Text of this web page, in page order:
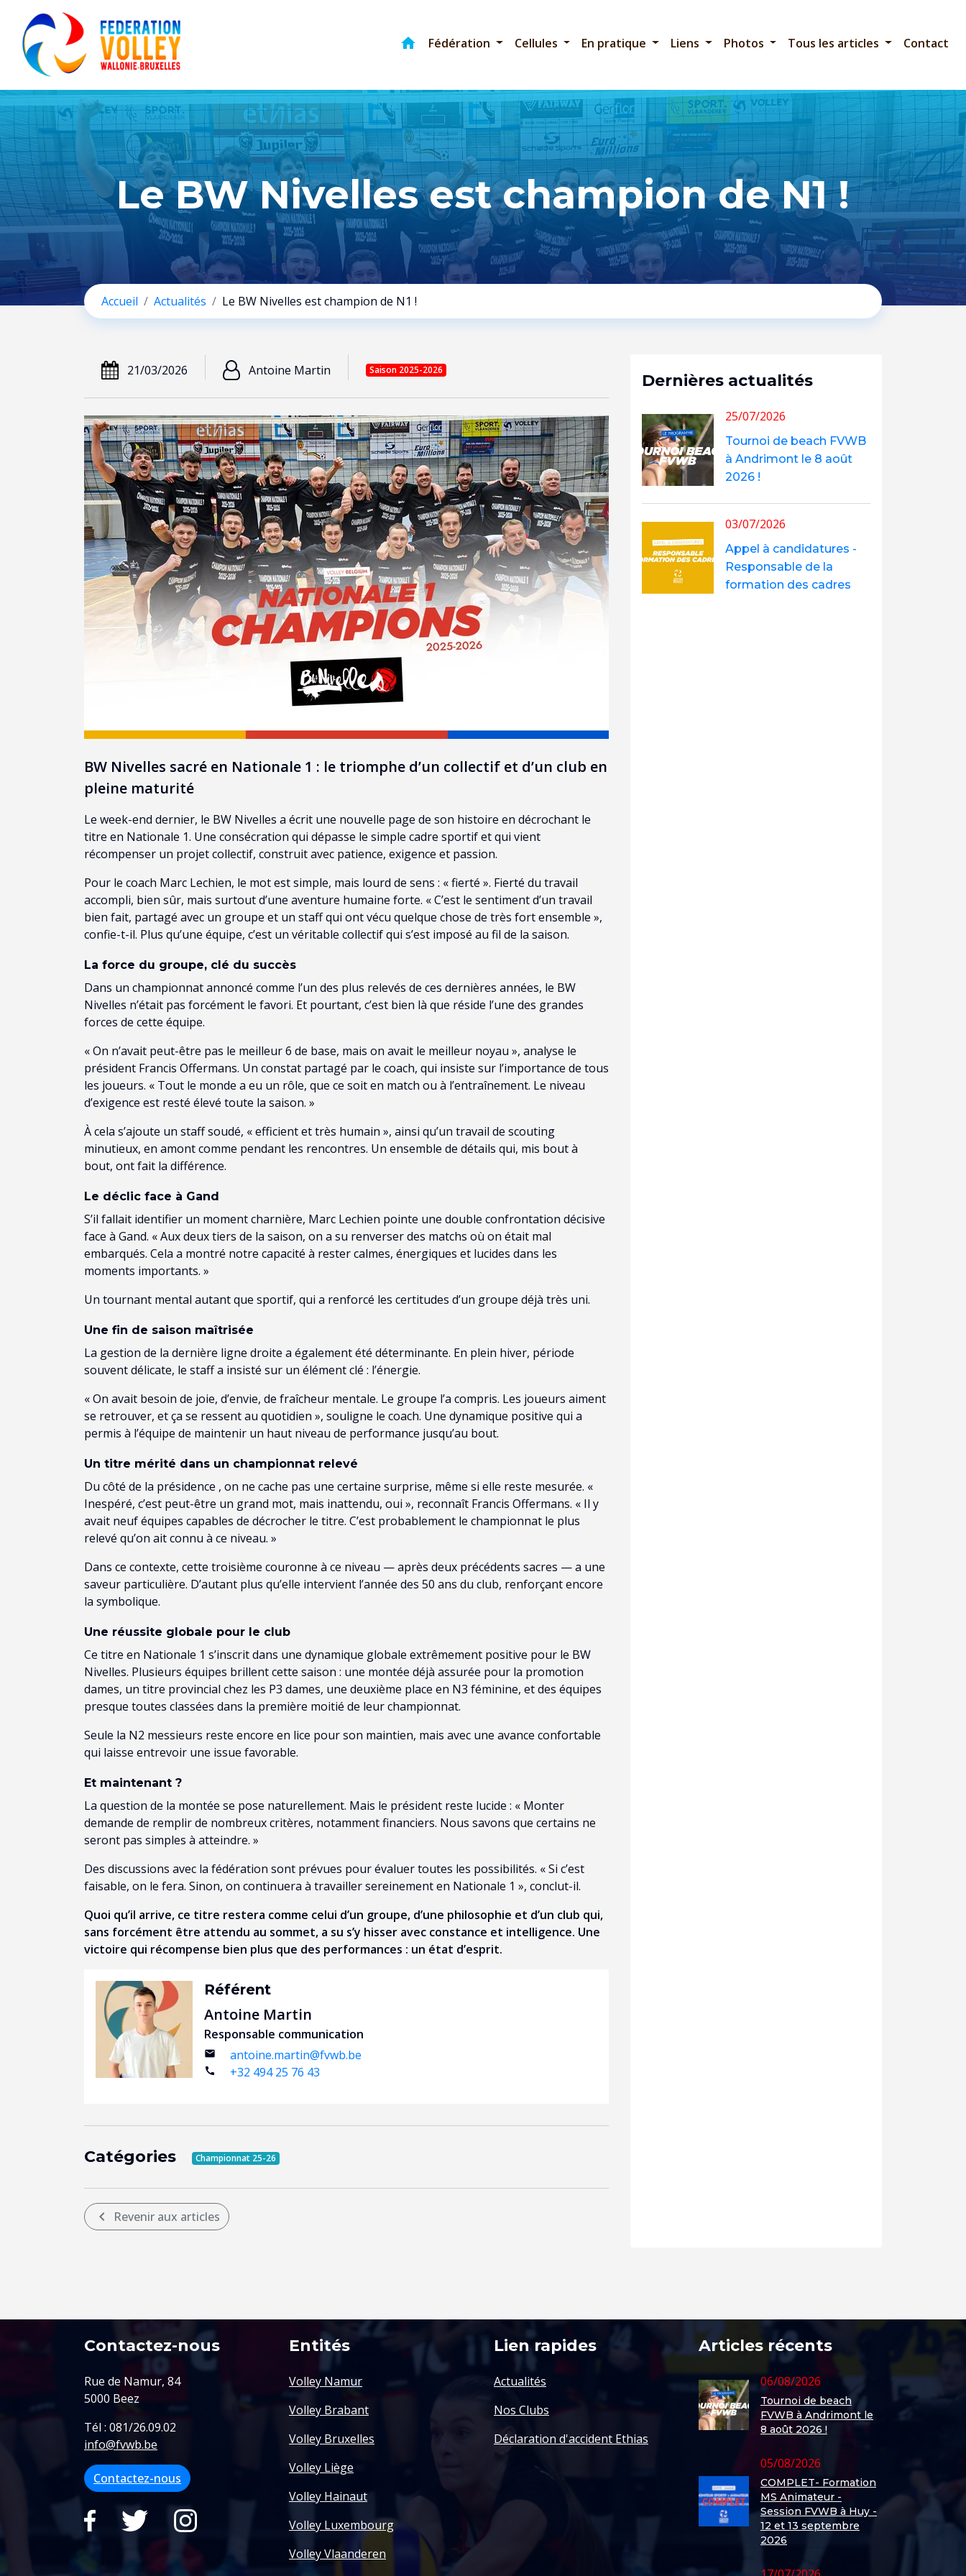
home Accueil
Fédération Cellules En pratique Liens Photos Tous les articles Contact
Le BW Nivelles est champion de N1 !
Accueil Actualités Le BW Nivelles est champion de N1 !
21/03/2026 Antoine Martin Saison 2025-2026
BW Nivelles sacré en Nationale 1 : le triomphe d’un collectif et d’un club en
pleine maturité
Le week-end dernier, le BW Nivelles a écrit une nouvelle page de son histoire en décrochant le
titre en Nationale 1. Une consécration qui dépasse le simple cadre sportif et qui vient
récompenser un projet collectif, construit avec patience, exigence et passion.
Pour le coach Marc Lechien, le mot est simple, mais lourd de sens : « fierté ». Fierté du travail
accompli, bien sûr, mais surtout d’une aventure humaine forte. « C’est le sentiment d’un travail
bien fait, partagé avec un groupe et un staff qui ont vécu quelque chose de très fort ensemble »,
confie-t-il. Plus qu’une équipe, c’est un véritable collectif qui s’est imposé au fil de la saison.
La force du groupe, clé du succès
Dans un championnat annoncé comme l’un des plus relevés de ces dernières années, le BW
Nivelles n’était pas forcément le favori. Et pourtant, c’est bien là que réside l’une des grandes
forces de cette équipe.
« On n’avait peut-être pas le meilleur 6 de base, mais on avait le meilleur noyau », analyse le
président Francis Offermans. Un constat partagé par le coach, qui insiste sur l’importance de tous
les joueurs. « Tout le monde a eu un rôle, que ce soit en match ou à l’entraînement. Le niveau
d’exigence est resté élevé toute la saison. »
À cela s’ajoute un staff soudé, « efficient et très humain », ainsi qu’un travail de scouting
minutieux, en amont comme pendant les rencontres. Un ensemble de détails qui, mis bout à
bout, ont fait la différence.
Le déclic face à Gand
S’il fallait identifier un moment charnière, Marc Lechien pointe une double confrontation décisive
face à Gand. « Aux deux tiers de la saison, on a su renverser des matchs où on était mal
embarqués. Cela a montré notre capacité à rester calmes, énergiques et lucides dans les
moments importants. »
Un tournant mental autant que sportif, qui a renforcé les certitudes d’un groupe déjà très uni.
Une fin de saison maîtrisée
La gestion de la dernière ligne droite a également été déterminante. En plein hiver, période
souvent délicate, le staff a insisté sur un élément clé : l’énergie.
« On avait besoin de joie, d’envie, de fraîcheur mentale. Le groupe l’a compris. Les joueurs aiment
se retrouver, et ça se ressent au quotidien », souligne le coach. Une dynamique positive qui a
permis à l’équipe de maintenir un haut niveau de performance jusqu’au bout.
Un titre mérité dans un championnat relevé
Du côté de la présidence , on ne cache pas une certaine surprise, même si elle reste mesurée. «
Inespéré, c’est peut-être un grand mot, mais inattendu, oui », reconnaît Francis Offermans. « Il y
avait neuf équipes capables de décrocher le titre. C’est probablement le championnat le plus
relevé qu’on ait connu à ce niveau. »
Dans ce contexte, cette troisième couronne à ce niveau — après deux précédents sacres — a une
saveur particulière. D’autant plus qu’elle intervient l’année des 50 ans du club, renforçant encore
la symbolique.
Une réussite globale pour le club
Ce titre en Nationale 1 s’inscrit dans une dynamique globale extrêmement positive pour le BW
Nivelles. Plusieurs équipes brillent cette saison : une montée déjà assurée pour la promotion
dames, un titre provincial chez les P3 dames, une deuxième place en N3 féminine, et des équipes
presque toutes classées dans la première moitié de leur championnat.
Seule la N2 messieurs reste encore en lice pour son maintien, mais avec une avance confortable
qui laisse entrevoir une issue favorable.
Et maintenant ?
La question de la montée se pose naturellement. Mais le président reste lucide : « Monter
demande de remplir de nombreux critères, notamment financiers. Nous savons que certains ne
seront pas simples à atteindre. »
Des discussions avec la fédération sont prévues pour évaluer toutes les possibilités. « Si c’est
faisable, on le fera. Sinon, on continuera à travailler sereinement en Nationale 1 », conclut-il.
Quoi qu’il arrive, ce titre restera comme celui d’un groupe, d’une philosophie et d’un club qui,
sans forcément être attendu au sommet, a su s’y hisser avec constance et intelligence. Une
victoire qui récompense bien plus que des performances : un état d’esprit.
Référent
Antoine Martin
Responsable communication
email antoine.martin@fvwb.be
call +32 494 25 76 43
Catégories Championnat 25-26
chevron_left Revenir aux articles
Dernières actualités
25/07/2026
Tournoi de beach FVWB
à Andrimont le 8 août
2026 !
03/07/2026
Appel à candidatures -
Responsable de la
formation des cadres
Contactez-nous
Rue de Namur, 84
5000 Beez
Tél : 081/26.09.02
info@fvwb.be
Contactez-nous
Entités
Volley Namur
Volley Brabant
Volley Bruxelles
Volley Liège
Volley Hainaut
Volley Luxembourg
Volley Vlaanderen
Lien rapides
Actualités
Nos Clubs
Déclaration d'accident Ethias
Articles récents
06/08/2026
Tournoi de beach
FVWB à Andrimont le
8 août 2026 !
05/08/2026
COMPLET- Formation
MS Animateur -
Session FVWB à Huy -
12 et 13 septembre
2026